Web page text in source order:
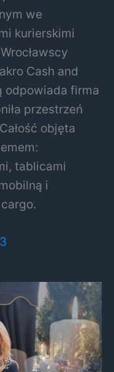
we
kurierskimi
Cash and
odpowiada firma
przestrzeń
objęta
tablicami
i